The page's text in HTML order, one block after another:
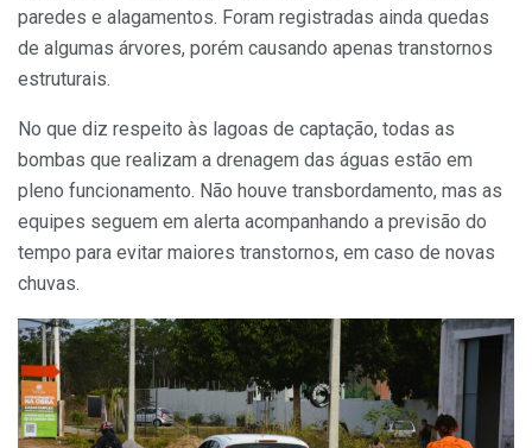
paredes e alagamentos. Foram registradas ainda quedas
de algumas árvores, porém causando apenas transtornos
estruturais.
No que diz respeito às lagoas de captação, todas as
bombas que realizam a drenagem das águas estão em
pleno funcionamento. Não houve transbordamento, mas as
equipes seguem em alerta acompanhando a previsão do
tempo para evitar maiores transtornos, em caso de novas
chuvas.